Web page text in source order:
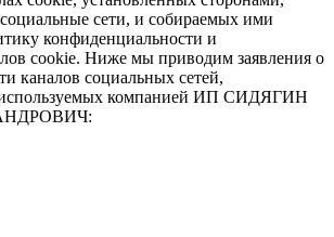
сети, и собираемых ими
конфиденциальности и
cookie. Ниже мы приводим заявления о
каналов социальных сетей,
компанией ИП СИДЯГИН